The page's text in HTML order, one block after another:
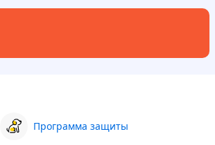
Программа защиты